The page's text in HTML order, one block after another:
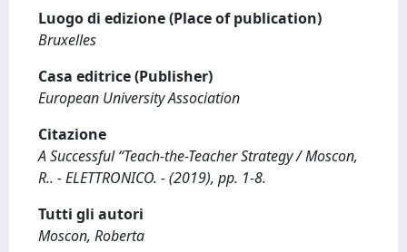
Luogo di edizione (Place of publication)
Bruxelles
Casa editrice (Publisher)
European University Association
Citazione
A Successful “Teach-the-Teacher Strategy / Moscon,
R.. - ELETTRONICO. - (2019), pp. 1-8.
Tutti gli autori
Moscon, Roberta